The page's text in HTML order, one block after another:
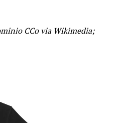
CCo via Wikimedia;